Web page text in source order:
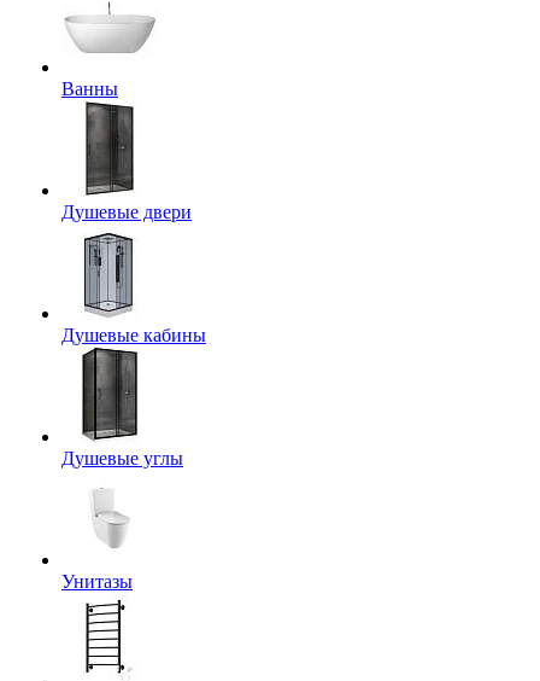
Ванны
Душевые двери
Душевые кабины
Душевые углы
Унитазы